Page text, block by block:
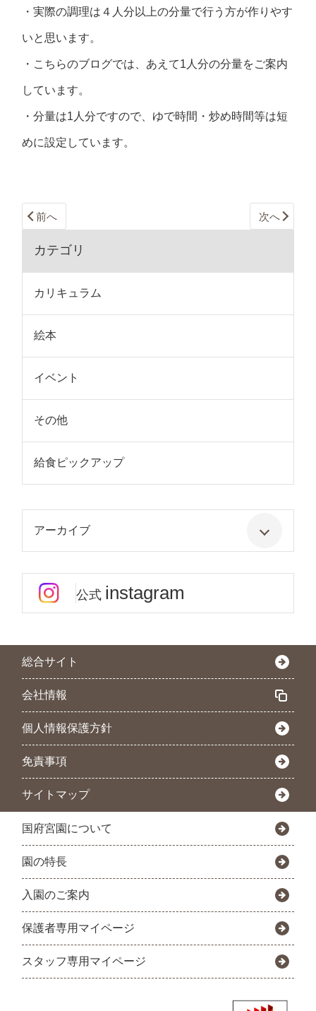
・実際の調理は４人分以上の分量で行う方が作りやす
いと思います。
・こちらのブログでは、あえて1人分の分量をご案内
しています。
・分量は1人分ですので、ゆで時間・炒め時間等は短
めに設定しています。
前へ 次へ
カテゴリ
カリキュラム
絵本
イベント
その他
給食ピックアップ
アーカイブ
公式 instagram
総合サイト
会社情報
個人情報保護方針
免責事項
サイトマップ
国府宮園について
園の特長
入園のご案内
保護者専用マイページ
スタッフ専用マイページ